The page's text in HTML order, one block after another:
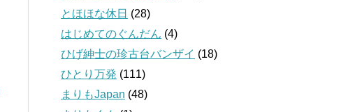
とほほな休日 (28)
はじめてのぐんだん (4)
ひげ紳士の珍古台バンザイ (18)
ひとり万発 (111)
まりもJapan (48)